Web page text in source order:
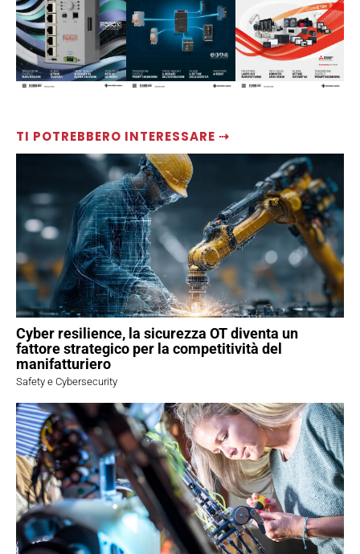
TI POTREBBERO INTERESSARE ⇢
Cyber resilience, la sicurezza OT diventa un
fattore strategico per la competitività del
manifatturiero
Safety e Cybersecurity